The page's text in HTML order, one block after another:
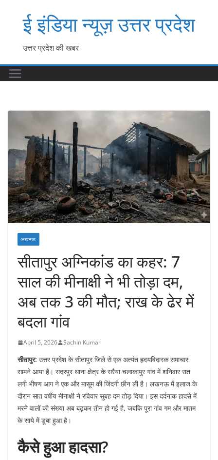
contentई इंडिया न्यूज़ उत्तर प्रदेश
उत्तर प्रदेश की खबर
लखनऊ
सीतापुर अग्निकांड का कहर: 7
साल की मीनाक्षी ने भी तोड़ा दम,
अब तक 3 की मौत; राख के ढेर में
बदला गांव
April 5, 2026 Sachin Kumar
सीतापुर: उत्तर प्रदेश के सीतापुर जिले से एक अत्यंत हृदयविदारक समाचार
सामने आया है। सदरपुर थाना क्षेत्र के सरैया चलाकापुर गांव में शनिवार रात
लगी भीषण आग ने एक और मासूम की जिंदगी छीन ली है। लखनऊ में इलाज के
दौरान सात वर्षीय मीनाक्षी ने रविवार सुबह दम तोड़ दिया। इस दर्दनाक हादसे में
मरने वालों की संख्या अब बढ़कर तीन हो गई है, जबकि पूरा गांव गम और मातम
के साये में डूबा हुआ है।
कैसे हुआ हादसा?